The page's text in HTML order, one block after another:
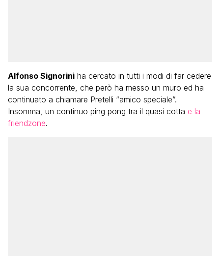
Alfonso Signorini ha cercato in tutti i modi di far cedere
la sua concorrente, che però ha messo un muro ed ha
continuato a chiamare Pretelli “amico speciale”.
Insomma, un continuo ping pong tra il quasi cotta e la
friendzone.